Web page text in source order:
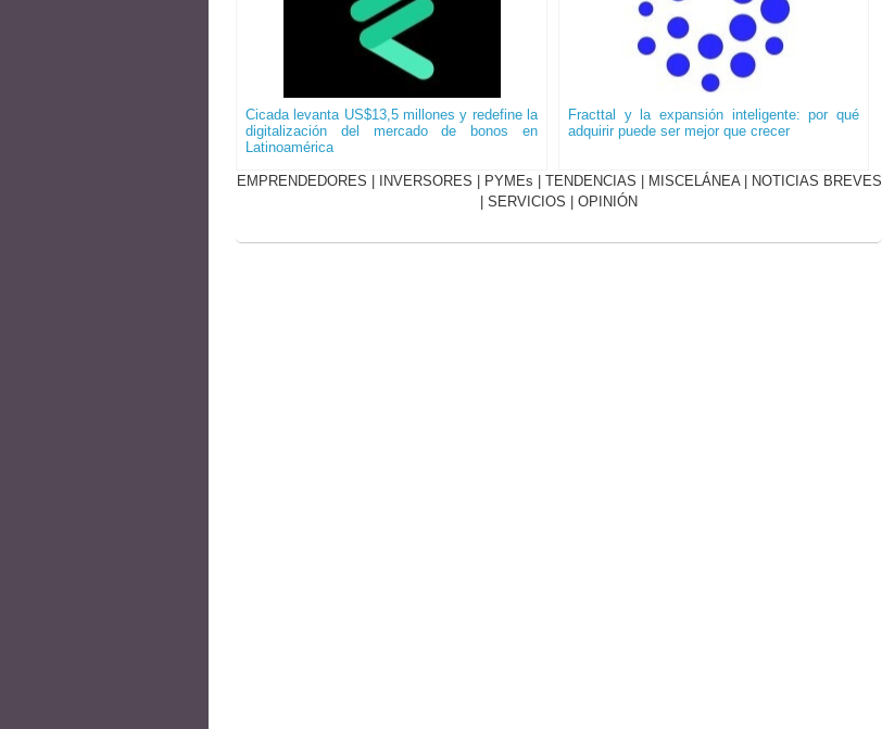
Cicada levanta US$13,5 millones y redefine la
digitalización del mercado de bonos en
Latinoamérica
Fracttal y la expansión inteligente: por qué
adquirir puede ser mejor que crecer
EMPRENDEDORES INVERSORES PYMEs TENDENCIAS MISCELÁNEA
NOTICIAS BREVES
SERVICIOS OPINIÓN